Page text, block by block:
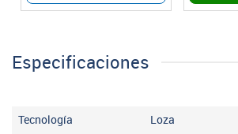
Especificaciones
Tecnología Loza